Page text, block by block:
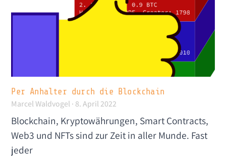
Per Anhalter durch die Blockchain
Marcel Waldvogel 8. April 2022
Blockchain, Kryptowährungen, Smart Contracts,
Web3 und NFTs sind zur Zeit in aller Munde. Fast
jeder